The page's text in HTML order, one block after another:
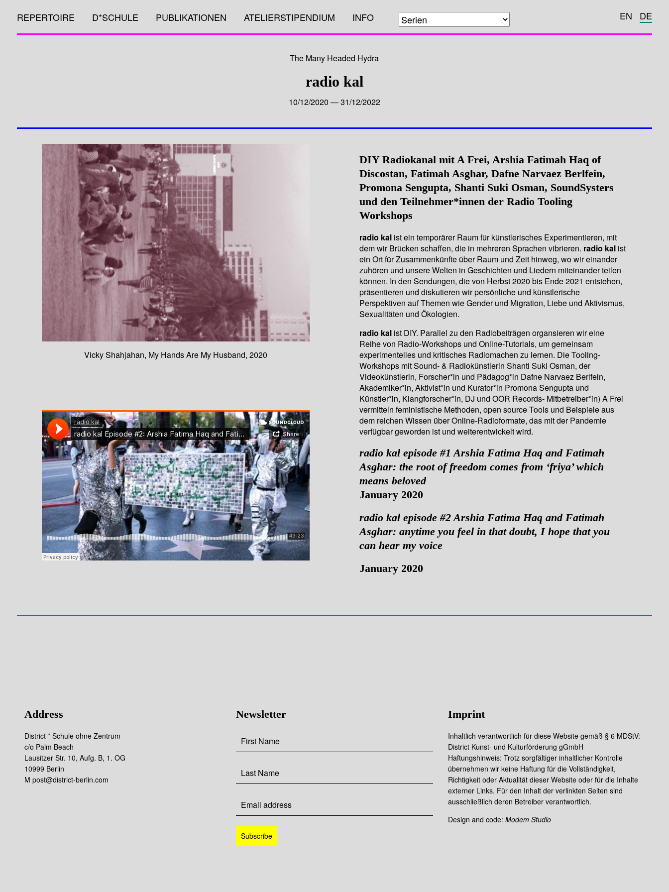
REPERTOIRE D*SCHULE PUBLIKATIONEN ATELIERSTIPENDIUM INFO EN DE
The Many Headed Hydra
radio kal
10/12/2020 — 31/12/2022
Vicky Shahjahan, My Hands Are My Husband, 2020
DIY Radiokanal mit A Frei, Arshia Fatimah Haq of
Discostan, Fatimah Asghar, Dafne Narvaez Berlfein,
Promona Sengupta, Shanti Suki Osman, SoundSysters
und den Teilnehmer*innen der Radio Tooling
Workshops
radio kalist ein temporärer Raum für künstlerisches Experimentieren, mit
dem wir Brücken schaffen, die in mehreren Sprachen vibrieren. radio kalist
ein Ort für Zusammenkünfte über Raum und Zeit hinweg, wo wir einander
zuhören und unsere Welten in Geschichten und Liedern miteinander teilen
können. In den Sendungen, die von Herbst 2020 bis Ende 2021 entstehen,
präsentieren und diskutieren wir persönliche und künstlerische
Perspektiven auf Themen wie Gender und Migration, Liebe und Aktivismus,
Sexualitäten und Ökologien.
radio kalist DIY. Parallel zu den Radiobeiträgen organsieren wir eine
Reihe von Radio-Workshops und Online-Tutorials, um gemeinsam
experimentelles und kritisches Radiomachen zu lernen. Die Tooling-
Workshops mit Sound- & Radiokünstlerin Shanti Suki Osman, der
Videokünstlerin, Forscher*in und Pädagog*in Dafne Narvaez Berlfein,
Akademiker*in, Aktivist*in und Kurator*in Promona Sengupta und
Künstler*in, Klangforscher*in, DJ und OOR Records- Mitbetreiber*in) A Frei
vermitteln feministische Methoden, open source Tools und Beispiele aus
dem reichen Wissen über Online-Radioformate, das mit der Pandemie
verfügbar geworden ist und weiterentwickelt wird.
radio kal episode #1 Arshia Fatima Haq and Fatimah
Asghar: the root of freedom comes from ‘friya’ which
means beloved
January 2020
radio kal episode #2 Arshia Fatima Haq and Fatimah
Asghar: anytime you feel in that doubt, I hope that you
can hear my voice
January 2020
Address
District * Schule ohne Zentrum
c/o Palm Beach
Lausitzer Str. 10, Aufg. B, 1. OG
10999 Berlin
M post@district-berlin.com
Newsletter Imprint
Inhaltlich verantwortlich für diese Website gemäß § 6 MDStV:
District Kunst- und Kulturförderung gGmbH
Haftungshinweis: Trotz sorgfältiger inhaltlicher Kontrolle
übernehmen wir keine Haftung für die Vollständigkeit,
Richtigkeit oder Aktualität dieser Website oder für die Inhalte
externer Links. Für den Inhalt der verlinkten Seiten sind
ausschließlich deren Betreiber verantwortlich.
Design and code: Modem Studio